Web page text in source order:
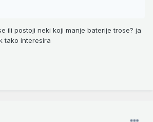
ili postoji neki koji manje baterije trose? ja
tako interesira